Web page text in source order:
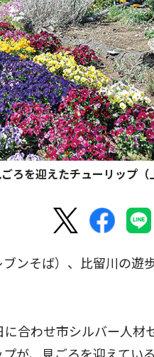
ごろを迎えたチューリップ（
ンそば）、比留川の遊
合わせ市シルバー人材